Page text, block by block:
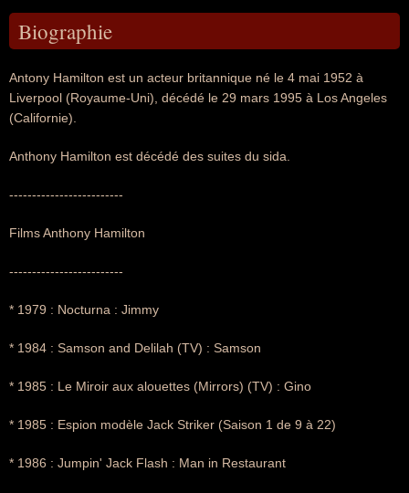
Biographie
Antony Hamilton est un acteur britannique né le 4 mai 1952 à
Liverpool (Royaume-Uni), décédé le 29 mars 1995 à Los Angeles
(Californie).
Anthony Hamilton est décédé des suites du sida.
-------------------------
Films Anthony Hamilton
-------------------------
* 1979 : Nocturna : Jimmy
* 1984 : Samson and Delilah (TV) : Samson
* 1985 : Le Miroir aux alouettes (Mirrors) (TV) : Gino
* 1985 : Espion modèle Jack Striker (Saison 1 de 9 à 22)
* 1986 : Jumpin' Jack Flash : Man in Restaurant